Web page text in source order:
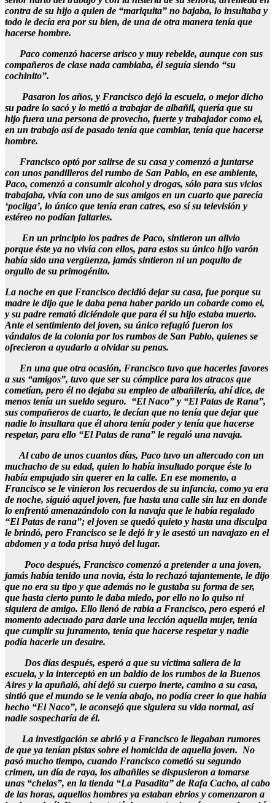
contra de su hijo a quien de “mariquita” no bajaba, lo insultaba y
todo le decía era por su bien, de una de otra manera tenía que
hacerse hombre.
Paco comenzó hacerse arisco y muy rebelde, aunque con sus
compañeros de clase nada cambiaba, él seguía siendo “su
cochinito”.
Pasaron los años, y Francisco dejó la escuela, o mejor dicho
su padre lo sacó y lo metió a trabajar de albañil, quería que su
hijo fuera una persona de provecho, fuerte y trabajador como el,
en un trabajo así de pasado tenía que cambiar, tenía que hacerse
hombre.
Francisco optó por salirse de su casa y comenzó a juntarse
con unos pandilleros del rumbo de San Pablo, en ese ambiente,
Paco, comenzó a consumir alcohol y drogas, sólo para sus vicios
trabajaba, vivía con uno de sus amigos en un cuarto que parecía
‘pocilga’, lo único que tenía eran catres, eso sí su televisión y
estéreo no podían faltarles.
En un principio los padres de Paco, sintieron un alivio
porque éste ya no vivía con ellos, para estos su único hijo varón
había sido una vergüenza, jamás sintieron ni un poquito de
orgullo de su primogénito.
La noche en que Francisco decidió dejar su casa, fue porque su
madre le dijo que le daba pena haber parido un cobarde como el,
y su padre remató diciéndole que para él su hijo estaba muerto.
Ante el sentimiento del joven, su único refugió fueron los
vándalos de la colonia por los rumbos de San Pablo, quienes se
ofrecieron a ayudarlo a olvidar su penas.
En una que otra ocasión, Francisco tuvo que hacerles favores
a sus “amigos”, tuvo que ser su cómplice para los atracos que
cometían, pero él no dejaba su empleo de albañilería, ahí dice, de
menos tenía un sueldo seguro. “El Naco” y “El Patas de Rana”,
sus compañeros de cuarto, le decían que no tenía que dejar que
nadie lo insultara que él ahora tenía poder y tenía que hacerse
respetar, para ello “El Patas de rana” le regaló una navaja.
Al cabo de unos cuantos días, Paco tuvo un altercado con un
muchacho de su edad, quien lo había insultado porque éste lo
había empujado sin querer en la calle. En ese momento, a
Francisco se le vinieron los recuerdos de su infancia, como ya era
de noche, siguió aquel joven, fue hasta una calle sin luz en donde
lo enfrentó amenazándolo con la navaja que le había regalado
“El Patas de rana”; el joven se quedó quieto y hasta una disculpa
le brindó, pero Francisco se le dejó ir y le asestó un navajazo en el
abdomen y a toda prisa huyó del lugar.
Poco después, Francisco comenzó a pretender a una joven,
jamás había tenido una novia, ésta lo rechazó tajantemente, le dijo
que no era su tipo y que además no le gustaba su forma de ser,
que hasta cierto punto le daba miedo, por ello no lo quiso ni
siquiera de amigo. Ello llenó de rabia a Francisco, pero esperó el
momento adecuado para darle una lección aquella mujer, tenía
que cumplir su juramento, tenía que hacerse respetar y nadie
podía hacerle un desaire.
Dos días después, esperó a que su víctima saliera de la
escuela, y la interceptó en un baldío de los rumbos de la Buenos
Aires y la apuñaló, ahí dejó su cuerpo inerte, camino a su casa,
sintió que el mundo se le venía abajo, no podía creer lo que había
hecho “El Naco”, le aconsejó que siguiera su vida normal, así
nadie sospecharía de él.
La investigación se abrió y a Francisco le llegaban rumores
de que ya tenían pistas sobre el homicida de aquella joven. No
pasó mucho tiempo, cuando Francisco cometió su segundo
crimen, un día de raya, los albañiles se dispusieron a tomarse
unas “chelas”, en la tienda “La Pasadita” de Rafa Cacho, al cabo
de las horas, aquellos hombres ya estaban ebrios y comenzaron a